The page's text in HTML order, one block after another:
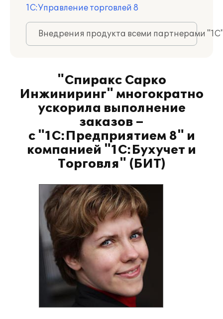
1С:Управление торговлей 8
Внедрения продукта всеми партнерами
"Спиракс Сарко
Инжиниринг" многократно
ускорила выполнение
заказов –
с "1С:Предприятием 8" и
компанией "1С:Бухучет и
Торговля" (БИТ)